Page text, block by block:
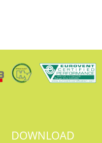
DOWNLOAD